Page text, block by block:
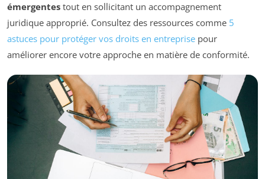
émergentes tout en sollicitant un accompagnement
juridique approprié. Consultez des ressources comme 5
astuces pour protéger vos droits en entreprise pour
améliorer encore votre approche en matière de conformité.